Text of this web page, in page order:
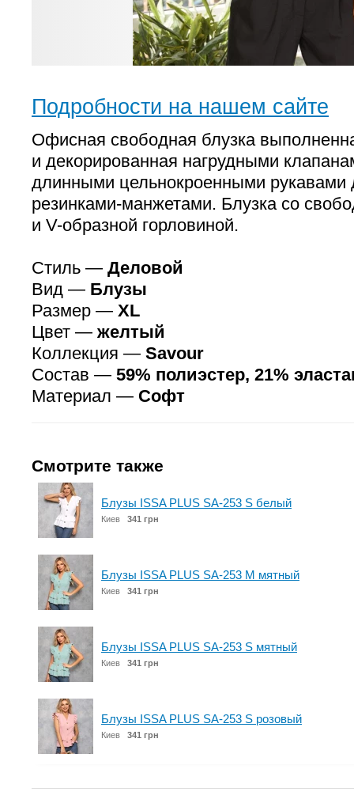
Подробности на нашем сайте
Офисная свободная блузка
и декорированная нагрудными
длинными цельнокроенными рукавами
резинками-манжетами. Блузка со
и V-образной горловиной.
Стиль — Деловой
Вид — Блузы
Размер — XL
Цвет — желтый
Коллекция — Savour
Состав — 59% полиэстер, 21%
Материал — Софт
Смотрите также
Блузы ISSA PLUS SA-253 S белый
Киев 341 грн
Блузы ISSA PLUS SA-253 M мятный
Киев 341 грн
Блузы ISSA PLUS SA-253 S мятный
Киев 341 грн
Блузы ISSA PLUS SA-253 S розовый
Киев 341 грн